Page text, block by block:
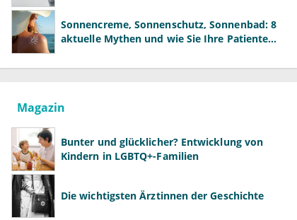
Sonnencreme, Sonnenschutz, Sonnenbad: 8
aktuelle Mythen und wie Sie Ihre Patienten
Magazin
Bunter und glücklicher? Entwicklung von
Kindern in LGBTQ+-Familien
Die wichtigsten Ärztinnen der Geschichte